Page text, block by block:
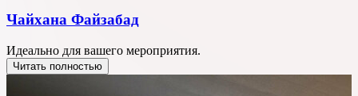
Чайхана Файзабад
Идеально для вашего мероприятия.
Читать полностью